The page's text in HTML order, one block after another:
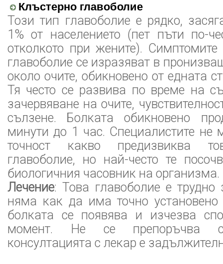
Клъстерно главоболие
Този тип главоболие е рядко,
1% от населението (пет пъти по-
отколкото при жените). Симптомите
главоболие се изразяват в
около очите, обикновено от едната
Тя често се развива по време на
зачервяване на очите,
сълзене. Болката обикновено
минути до 1 час. Специалистите не
точност какво предизвиква
главоболие, но най-често те
биологичния часовник на организма.
Лечение: Това главоболие е трудно
няма как да има точно установено
болката се появява и изчезва
момент. Не се препоръчва
консултацията с лекар е